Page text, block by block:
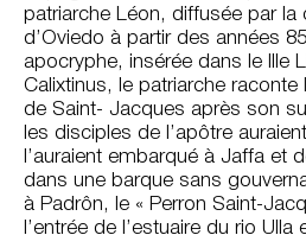
patriarche Léon, diffusée par la
d’Oviedo à partir des années
apocryphe, insérée dans le IIIe
Calixtinus, le patriarche
de Saint- Jacques après son
les disciples de l’apôtre
l’auraient embarqué à Jaffa et
dans une barque sans
à Padrôn, le « Perron Saint-
l’entrée de l’estuaire du rio